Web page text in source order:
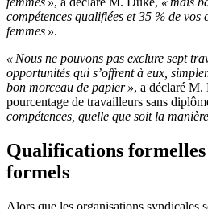
compétences qualifiées et 35 % de vos
femmes ».
« Nous ne pouvons pas exclure sept
opportunités qui s’offrent à eux,
bon morceau de papier », a déclaré M.
pourcentage de travailleurs sans
compétences, quelle que soit la
Qualifications formelles
formels
Alors que les organisations syndicales